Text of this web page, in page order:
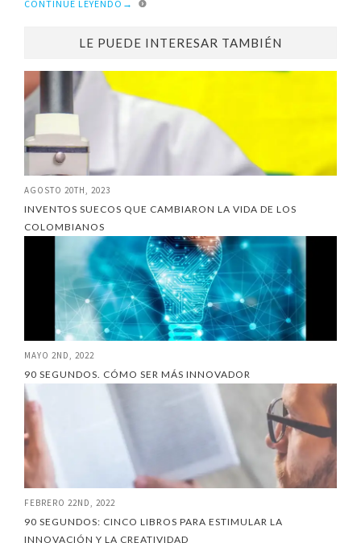
CONTINUE LEYENDO →
LE PUEDE INTERESAR TAMBIÉN
AGOSTO 20TH, 2023
INVENTOS SUECOS QUE CAMBIARON LA VIDA DE LOS
COLOMBIANOS
MAYO 2ND, 2022
90 SEGUNDOS. CÓMO SER MÁS INNOVADOR
FEBRERO 22ND, 2022
90 SEGUNDOS: CINCO LIBROS PARA ESTIMULAR LA
INNOVACIÓN Y LA CREATIVIDAD